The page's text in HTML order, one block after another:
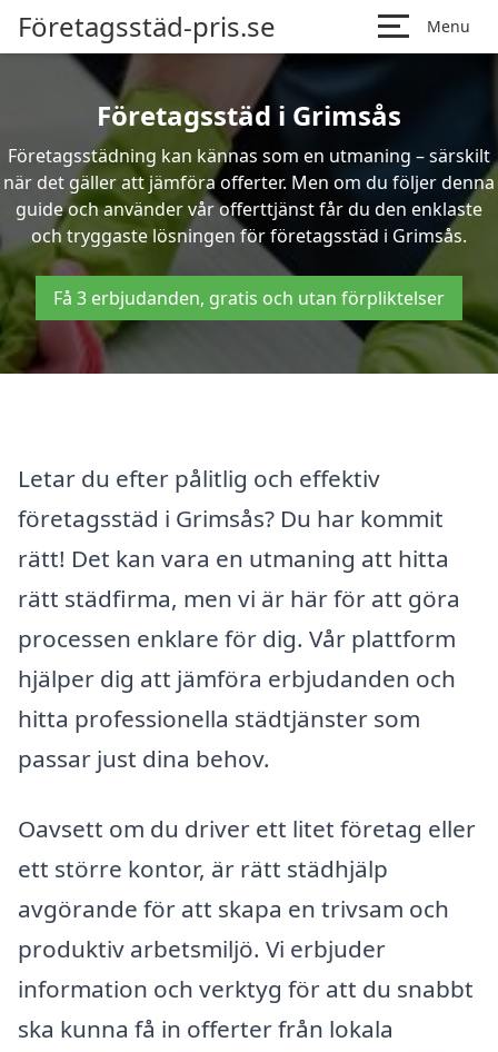
Företagsstäd-pris.se Menu
Företagsstäd i Grimsås
Företagsstädning kan kännas som en utmaning – särskilt
när det gäller att jämföra offerter. Men om du följer denna
guide och använder vår offerttjänst får du den enklaste
och tryggaste lösningen för företagsstäd i Grimsås.
Få 3 erbjudanden, gratis och utan förpliktelser
Letar du efter pålitlig och effektiv
företagsstäd i Grimsås? Du har kommit
rätt! Det kan vara en utmaning att hitta
rätt städfirma, men vi är här för att göra
processen enklare för dig. Vår plattform
hjälper dig att jämföra erbjudanden och
hitta professionella städtjänster som
passar just dina behov.
Oavsett om du driver ett litet företag eller
ett större kontor, är rätt städhjälp
avgörande för att skapa en trivsam och
produktiv arbetsmiljö. Vi erbjuder
information och verktyg för att du snabbt
ska kunna få in offerter från lokala